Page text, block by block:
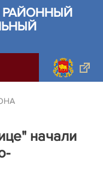
РАЙОННЫЙ
начали